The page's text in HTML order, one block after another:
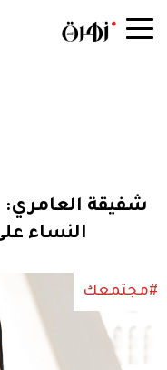
شفيقة العامري:
النساء على
#مجتمعك